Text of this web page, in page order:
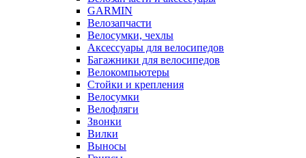
GARMIN
Велозапчасти
Велосумки, чехлы
Аксессуары для велосипедов
Багажники для велосипедов
Велокомпьютеры
Стойки и крепления
Велосумки
Велофляги
Звонки
Вилки
Выносы